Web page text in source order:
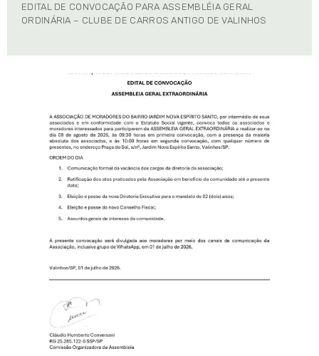
EDITAL DE CONVOCAÇÃO PARA ASSEMBLÉIA GERAL
ORDINÁRIA – CLUBE DE CARROS ANTIGO DE VALINHOS